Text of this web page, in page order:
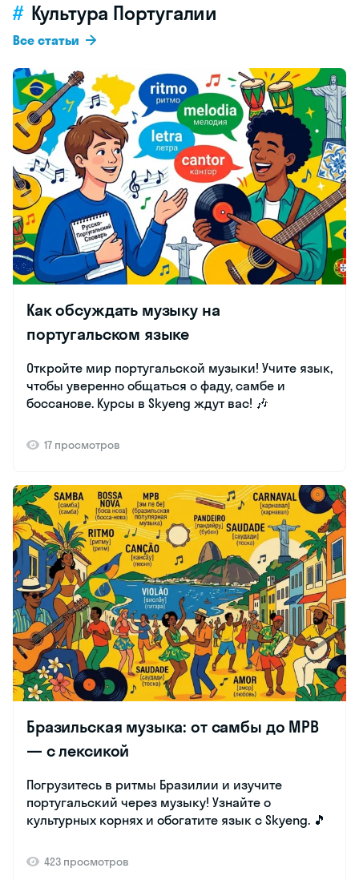
Культура Португалии
Все статьи
Как обсуждать музыку на
португальском языке
Откройте мир португальской музыки! Учите язык,
чтобы уверенно общаться о фаду, самбе и
боссанове. Курсы в Skyeng ждут вас! 🎶
17 просмотров
Бразильская музыка: от самбы до MPB
— с лексикой
Погрузитесь в ритмы Бразилии и изучите
португальский через музыку! Узнайте о
культурных корнях и обогатите язык с Skyeng. 🎵
423 просмотров